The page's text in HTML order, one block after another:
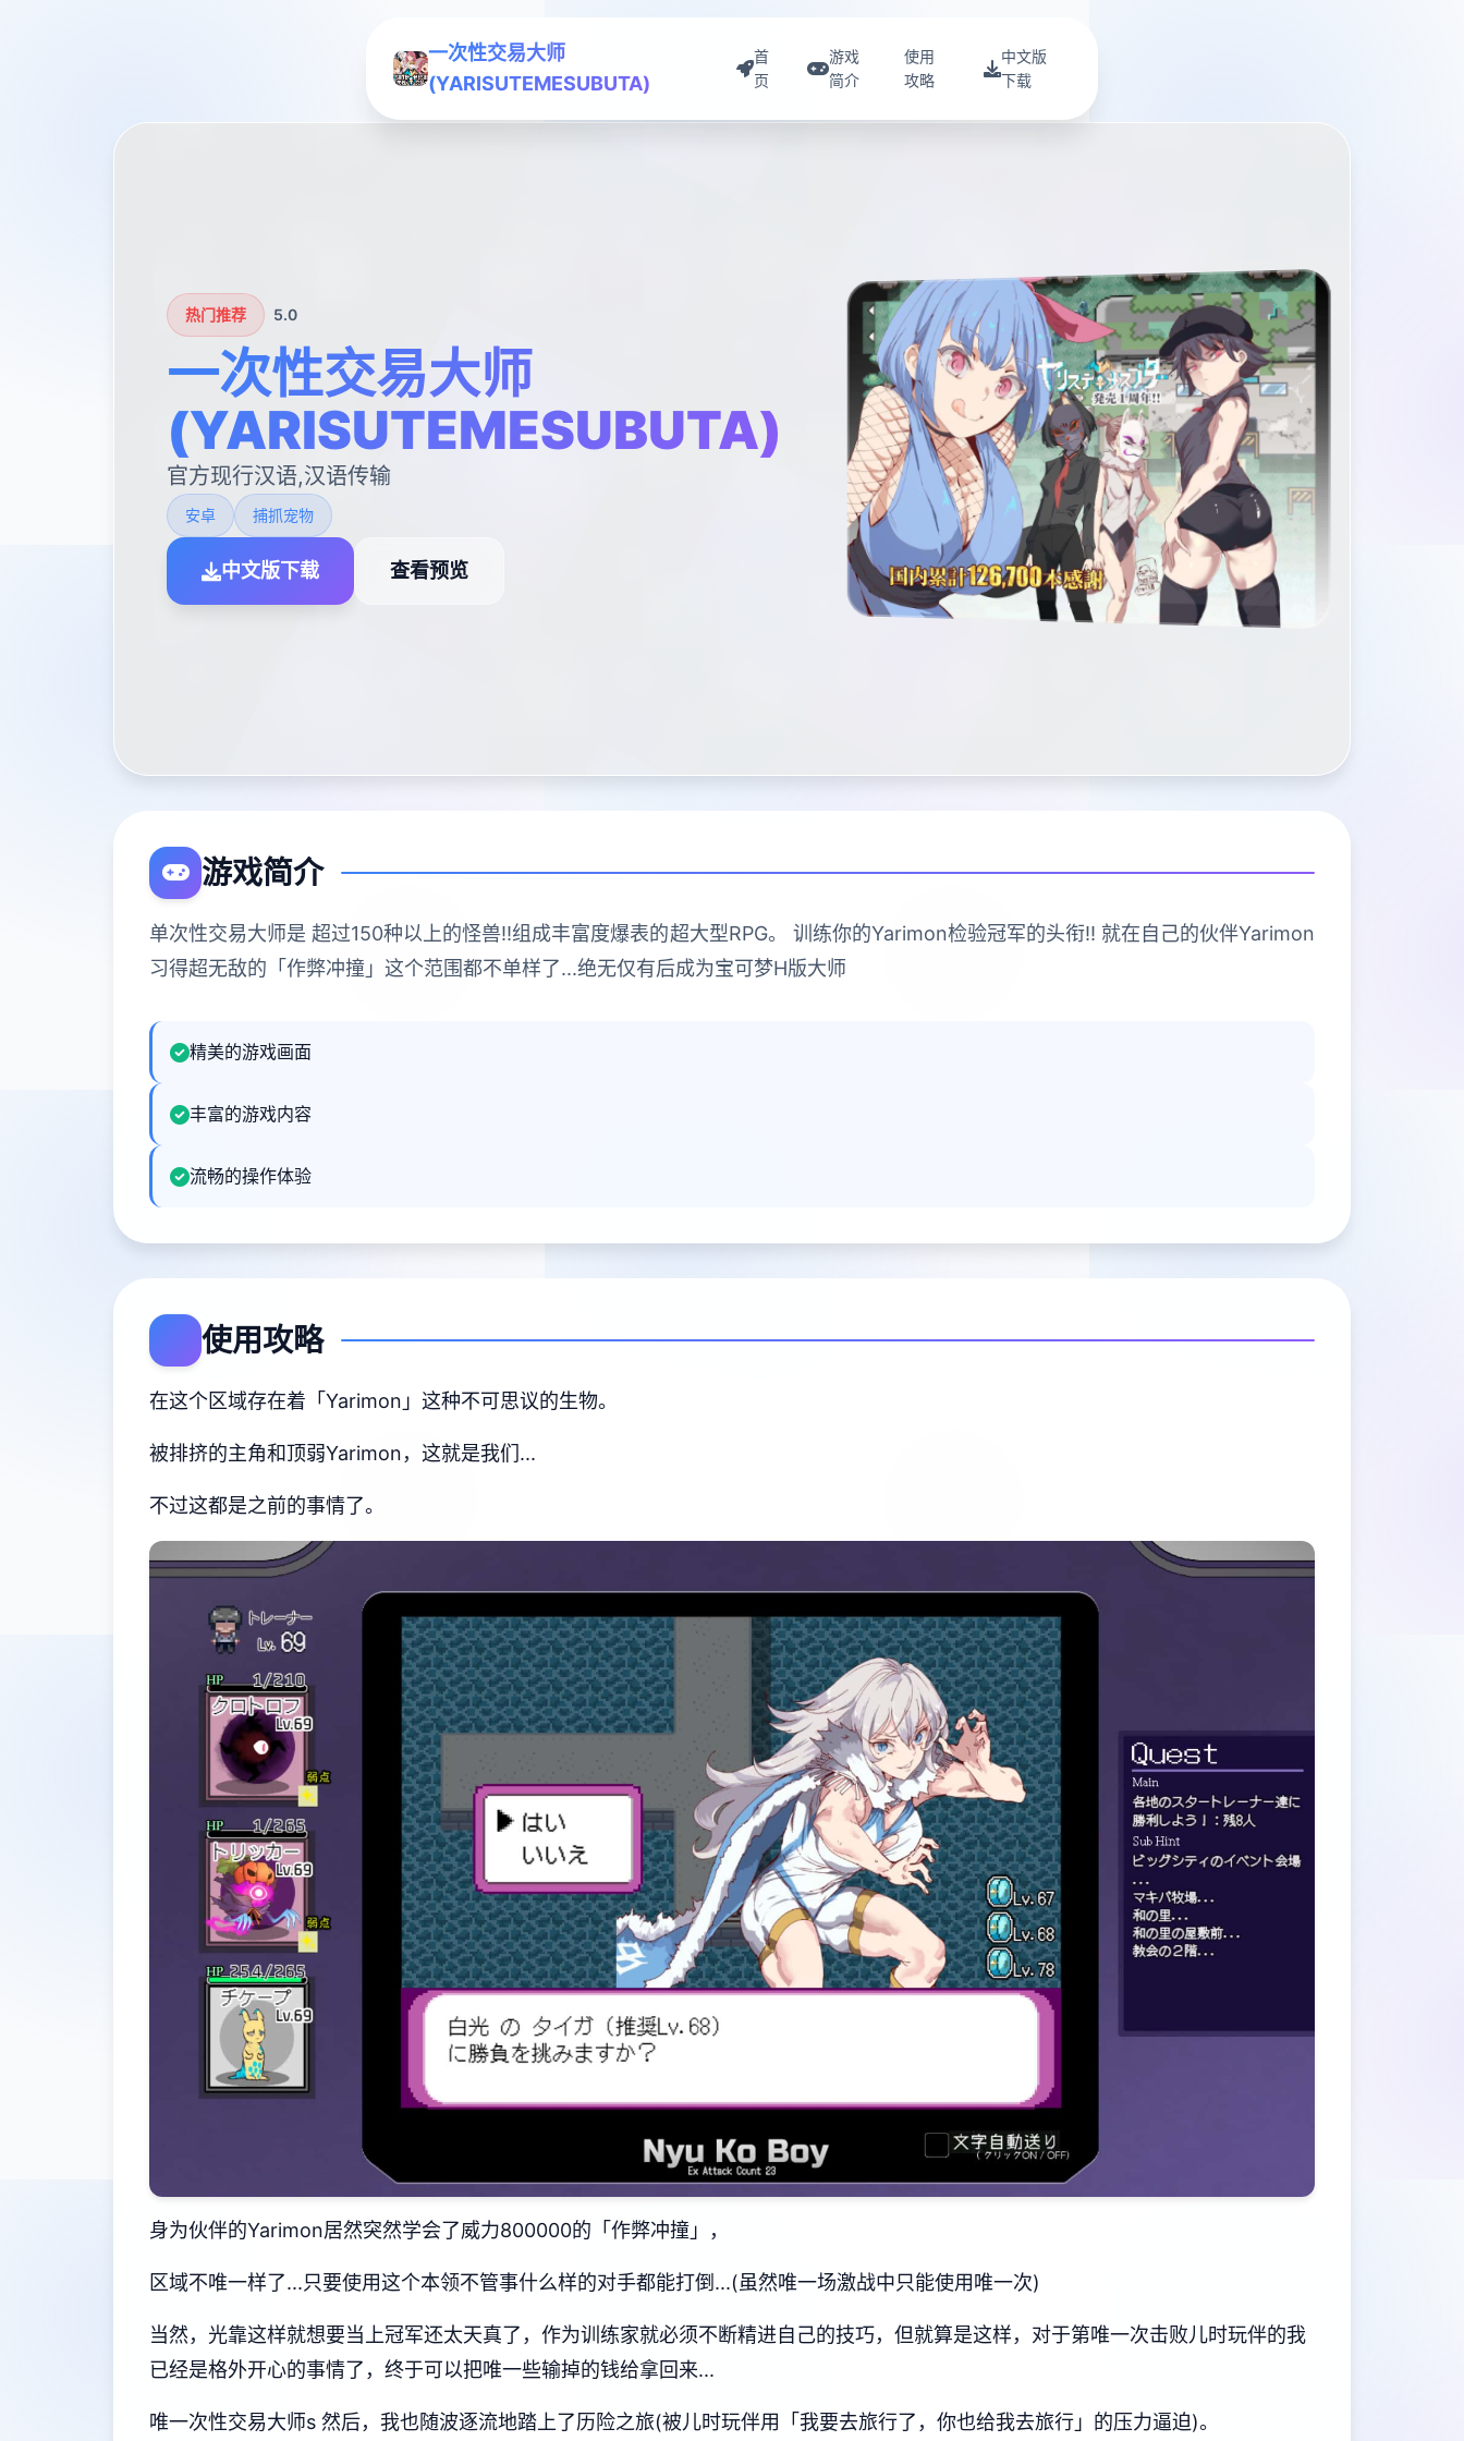
一次性交易大师
(YARISUTEMESUBUTA)
首
页
游戏
简介
使用
攻略
中文版
下载
热门推荐 5.0
一次性交易大师
(YARISUTEMESUBUTA)
官方现行汉语,汉语传输
安卓 捕抓宠物
中文版下载 查看预览
游戏简介
单次性交易大师是 超过150种以上的怪兽!!组成丰富度爆表的超大型RPG。 训练你的Yarimon检验冠军的头衔!! 就在自己的伙伴Yarimon
习得超无敌的「作弊冲撞」这个范围都不单样了...绝无仅有后成为宝可梦H版大师
精美的游戏画面
丰富的游戏内容
流畅的操作体验
使用攻略
在这个区域存在着「Yarimon」这种不可思议的生物。
被排挤的主角和顶弱Yarimon，这就是我们...
不过这都是之前的事情了。
身为伙伴的Yarimon居然突然学会了威力800000的「作弊冲撞」，
区域不唯一样了...只要使用这个本领不管事什么样的对手都能打倒...(虽然唯一场激战中只能使用唯一次)
当然，光靠这样就想要当上冠军还太天真了，作为训练家就必须不断精进自己的技巧，但就算是这样，对于第唯一次击败儿时玩伴的我
已经是格外开心的事情了，终于可以把唯一些输掉的钱给拿回来...
唯一次性交易大师s 然后，我也随波逐流地踏上了历险之旅(被儿时玩伴用「我要去旅行了，你也给我去旅行」的压力逼迫)。